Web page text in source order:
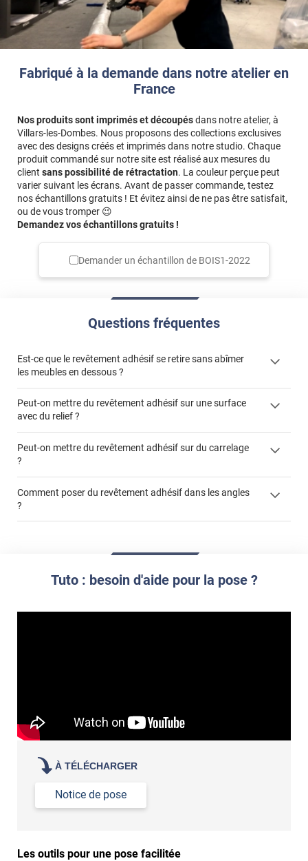
Fabriqué à la demande dans notre atelier en
France
Nos produits sont imprimés et découpésdans notre atelier, à
Villars-les-Dombes. Nous proposons des collections exclusives
avec des designs créés et imprimés dans notre studio. Chaque
produit commandé sur notre site est réalisé aux mesures du
client sans possibilité de rétractation. La couleur perçue peut
varier suivant les écrans. Avant de passer commande, testez
nos échantillons gratuits ! Et évitez ainsi de ne pas être satisfait,
ou de vous tromper 😉
Demandez vos échantillons gratuits !
Demander un échantillon de BOIS1-2022
Questions fréquentes
Est-ce que le revêtement adhésif se retire sans abîmer
les meubles en dessous ?
colle
Peut-on mettre du revêtement adhésif sur une surface
avec du relief ?
Peut-on mettre du revêtement adhésif sur du carrelage
?
Commander à la taille des carreaux et réappliquer un joint
propre par dessus
Comment poser du revêtement adhésif dans les angles
?
Tuto : besoin d'aide pour la pose ?
À TÉLÉCHARGER
Notice de pose
Les outils pour une pose facilitée